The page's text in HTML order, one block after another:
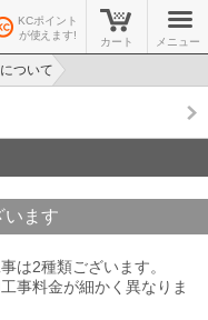
KCポイント
が使えます!
カート メニュー
ついて
います
は2種類ございます。
事料金が細かく異なりま